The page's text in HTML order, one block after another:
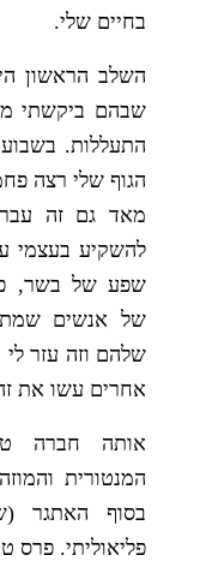
בחיים שלי.
השלב הראשון
שבהם ביקשתי
התעללות.
הגוף שלי רצה
מאד גם זה
להשקיע בעצמי
שפע של בשר,
שלהם וזה עזר
אחרים עשו את זה
אותה חברה
המנטורית
בסוף האתגר
פליאוליתי. פרס